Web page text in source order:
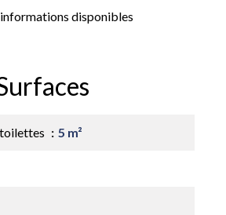
disponibles
toilettes 5 m²